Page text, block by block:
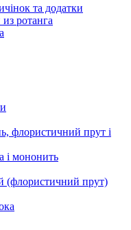
та додатки
ротанга
флористичний прут і
і мононить
(флористичний прут)